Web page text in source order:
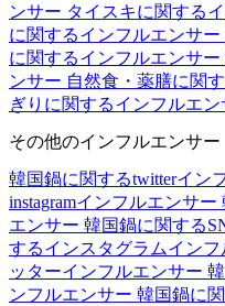
ンサー タイスキに関する
に関するインフルエンサー
に関するインフルエンサー
ンサー 自然食・薬膳に関
ぎりに関するインフルエン
その他のインフルエンサー
韓国鍋に関するtwitterイン
instagramインフルエンサー
エンサー 韓国鍋に関する
するインスタグラムインフ
ッターインフルエンサー
ンフルエンサー 韓国鍋に